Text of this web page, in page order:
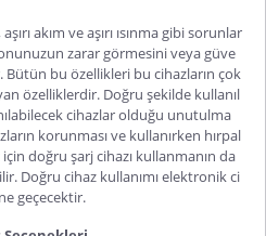
akım ve aşırı ısınma gibi sorunlar
zarar görmesini veya güve
Bütün bu özellikleri bu cihazların çok
özelliklerdir. Doğru şekilde kullanıl
cihazlar olduğu unutulma
korunması ve kullanırken hırpal
doğru şarj cihazı kullanmanın da
Doğru cihaz kullanımı elektronik ci
geçecektir.